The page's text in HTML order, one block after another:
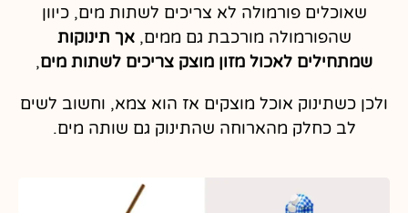
שאוכלים פורמולה לא צריכים לשתות מים, כיוון
שהפורמולה מורכבת גם ממים, אך תינוקות
שמתחילים לאכול מזון מוצק צריכים לשתות מים,
ולכן כשתינוק אוכל מוצקים אז הוא צמא, וחשוב לשים
לב כחלק מהארוחה שהתינוק גם שותה מים.